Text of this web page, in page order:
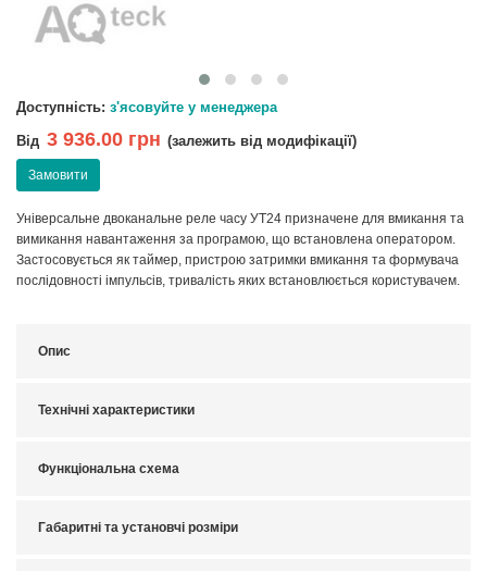
Доступність: з'ясовуйте у менеджера
Від 3 936.00 грн (залежить від модифікації)
Замовити
Універсальне двоканальне реле часу УТ24 призначене для вмикання та
вимикання навантаження за програмою, що встановлена оператором.
Застосовується як таймер, пристрою затримки вмикання та формувача
послідовності імпульсів, тривалість яких встановлюється користувачем.
Опис
Технічні характеристики
Функціональна схема
Габаритні та установчі розміри